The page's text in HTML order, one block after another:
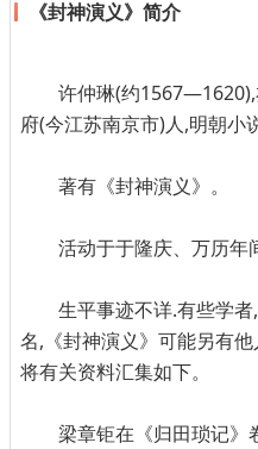
《封神演义》简介
许仲琳(约
府(今江苏南京市)人,明朝小
著有《封神演义》。
活动于于隆庆、万历年
生平事迹不详.有些学
名,《封神演义》可能另有
将有关资料汇集如下。
梁章钜在《归田琐记》